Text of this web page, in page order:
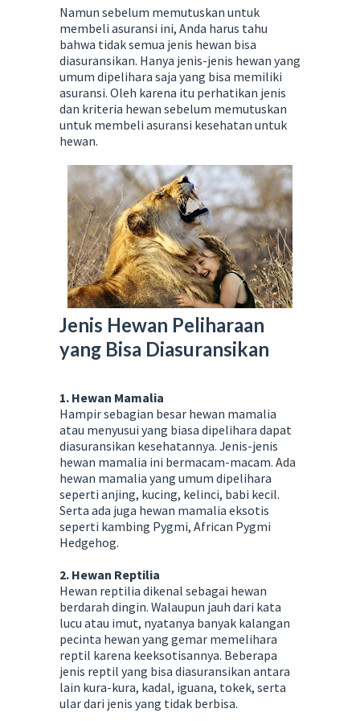
Namun sebelum memutuskan untuk
membeli asuransi ini, Anda harus tahu
bahwa tidak semua jenis hewan bisa
diasuransikan. Hanya jenis-jenis hewan yang
umum dipelihara saja yang bisa memiliki
asuransi. Oleh karena itu perhatikan jenis
dan kriteria hewan sebelum memutuskan
untuk membeli asuransi kesehatan untuk
hewan.
Jenis Hewan Peliharaan
yang Bisa Diasuransikan
1. Hewan Mamalia
Hampir sebagian besar hewan mamalia
atau menyusui yang biasa dipelihara dapat
diasuransikan kesehatannya. Jenis-jenis
hewan mamalia ini bermacam-macam. Ada
hewan mamalia yang umum dipelihara
seperti anjing, kucing, kelinci, babi kecil.
Serta ada juga hewan mamalia eksotis
seperti kambing Pygmi, African Pygmi
Hedgehog.
2. Hewan Reptilia
Hewan reptilia dikenal sebagai hewan
berdarah dingin. Walaupun jauh dari kata
lucu atau imut, nyatanya banyak kalangan
pecinta hewan yang gemar memelihara
reptil karena keeksotisannya. Beberapa
jenis reptil yang bisa diasuransikan antara
lain kura-kura, kadal, iguana, tokek, serta
ular dari jenis yang tidak berbisa.